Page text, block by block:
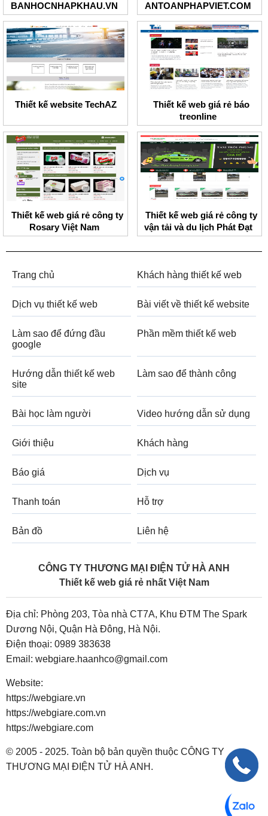
BANHOCNHAPKHAU.VN
ANTOANPHAPVIET.COM
Thiết kế website TechAZ
Thiết kế web giá rẻ báo
treonline
Thiết kế web giá rẻ công ty
Rosary Việt Nam
Thiết kế web giá rẻ công ty
vận tải và du lịch Phát Đạt
Trang chủ Khách hàng thiết kế web
Dịch vụ thiết kế web Bài viết về thiết kế website
Làm sao để đứng đầu
google
Phần mềm thiết kế web
Hướng dẫn thiết kế web
site
Làm sao để thành công
Bài học làm người Video hướng dẫn sử dụng
Giới thiệu Khách hàng
Báo giá Dịch vụ
Thanh toán Hỗ trợ
Bản đồ Liên hệ
CÔNG TY THƯƠNG MẠI ĐIỆN TỬ HÀ ANH
Thiết kế web giá rẻ nhất Việt Nam
Địa chỉ: Phòng 203, Tòa nhà CT7A, Khu ĐTM The Spark
Dương Nội, Quận Hà Đông, Hà Nội.
Điện thoại: 0989 383638
Email: webgiare.haanhco@gmail.com
Website:
https://webgiare.vn
https://webgiare.com.vn
https://webgiare.com
© 2005 - 2025. Toàn bộ bản quyền thuộc CÔNG TY
THƯƠNG MẠI ĐIỆN TỬ HÀ ANH.